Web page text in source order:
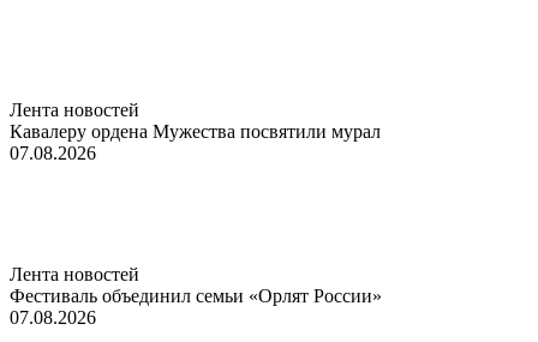
Лента новостей
Кавалеру ордена Мужества посвятили мурал
07.08.2026
Лента новостей
Фестиваль объединил семьи «Орлят России»
07.08.2026